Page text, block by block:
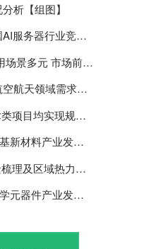
析【组图】
竞争格局及市场份额
场前景广阔【组图】
需求分析【组图】
现规模增长【组图】
现状与投资机会前瞻
及区域热力地图
现状与投资机会前瞻